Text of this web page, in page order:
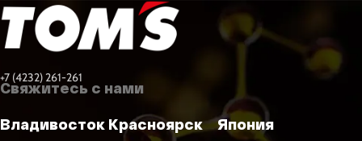
+7 (4232) 261-261
Свяжитесь с нами
Владивосток Красноярск Япония